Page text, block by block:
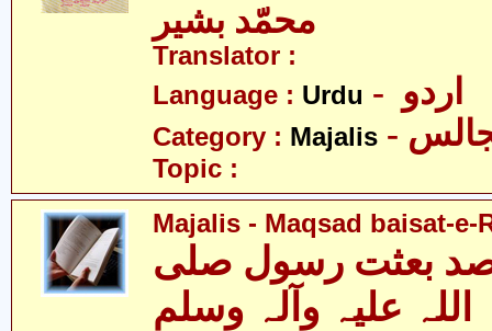
محمّد بشیر
Translator :
Language : Urdu
Category : Majalis
Topic :
Majalis - Maqsad baisat-e-
بعثت رسول صلی
اللہ علیہ وآلہ وسلم